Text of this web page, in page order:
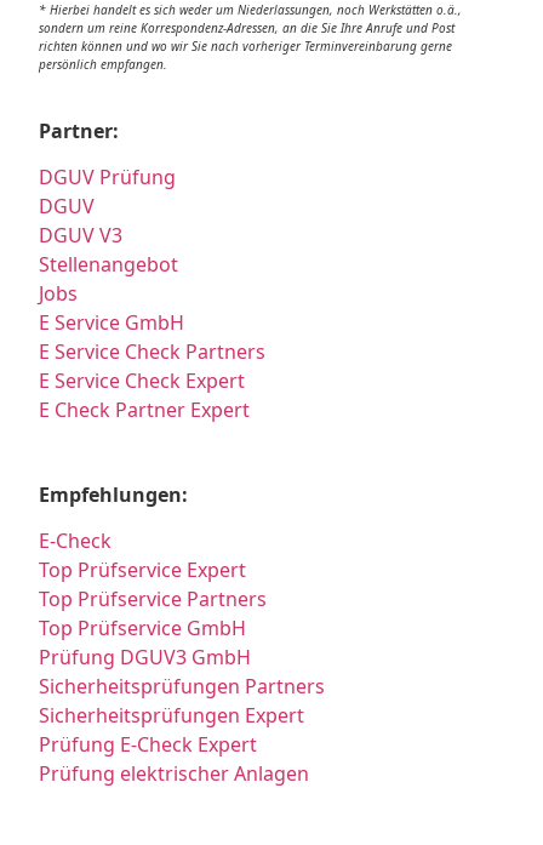
* Hierbei handelt es sich weder um Niederlassungen, noch Werkstätten o.ä.,
sondern um reine Korrespondenz-Adressen, an die Sie Ihre Anrufe und Post
richten können und wo wir Sie nach vorheriger Terminvereinbarung gerne
persönlich empfangen.
Partner:
DGUV Prüfung
DGUV
DGUV V3
Stellenangebot
Jobs
E Service GmbH
E Service Check Partners
E Service Check Expert
E Check Partner Expert
Empfehlungen:
E-Check
Top Prüfservice Expert
Top Prüfservice Partners
Top Prüfservice GmbH
Prüfung DGUV3 GmbH
Sicherheitsprüfungen Partners
Sicherheitsprüfungen Expert
Prüfung E-Check Expert
Prüfung elektrischer Anlagen